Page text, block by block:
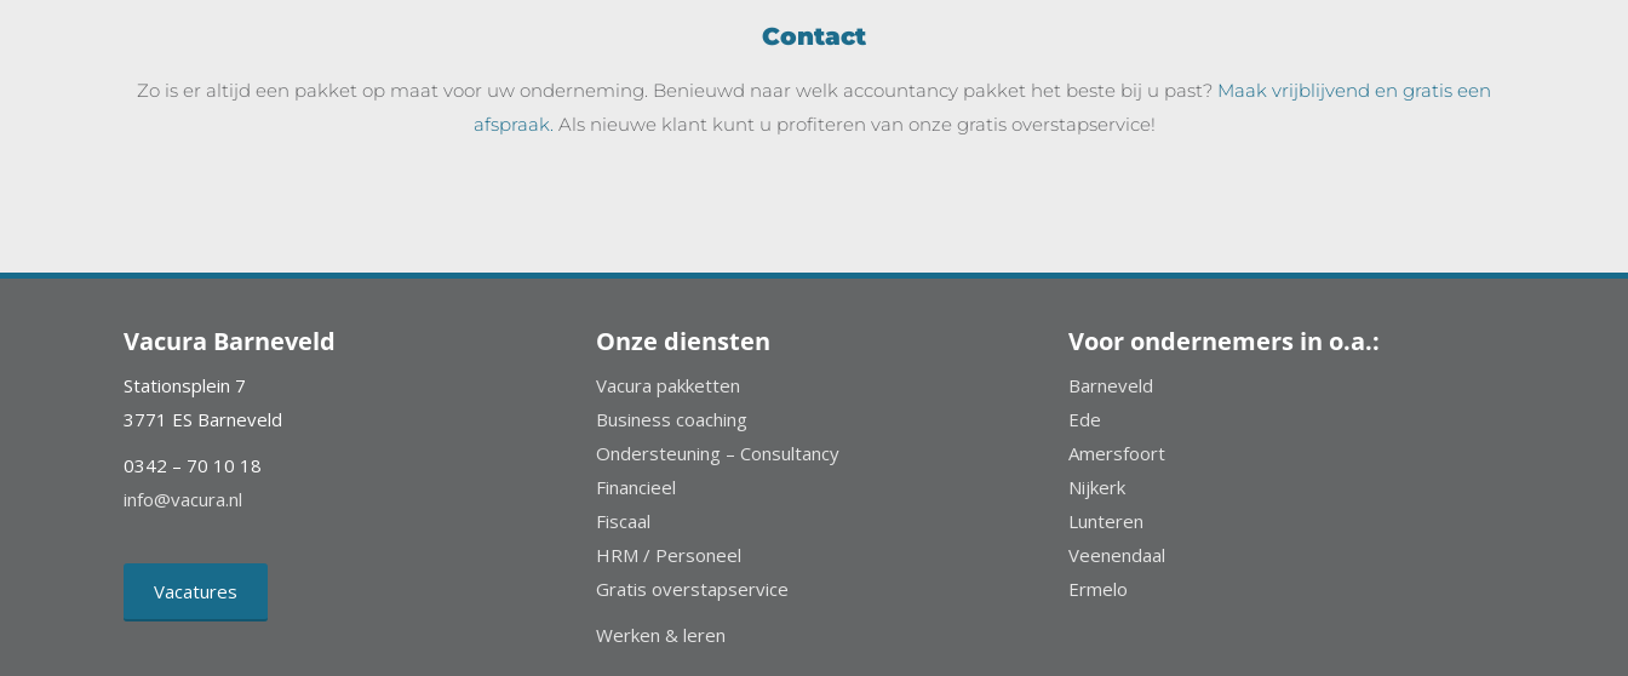
Contact
Zo is er altijd een pakket op maat voor uw onderneming. Benieuwd naar welk accountancy pakket het beste bij u past? Maak vrijblijvend en gratis een
afspraak. Als nieuwe klant kunt u profiteren van onze gratis overstapservice!
Vacura Barneveld
Stationsplein 7
3771 ES Barneveld
0342 – 70 10 18
info@vacura.nl
Vacatures
Onze diensten
Vacura pakketten
Business coaching
Ondersteuning – Consultancy
Financieel
Fiscaal
HRM / Personeel
Gratis overstapservice
Werken & leren
Voor ondernemers in o.a.:
Barneveld
Ede
Amersfoort
Nijkerk
Lunteren
Veenendaal
Ermelo